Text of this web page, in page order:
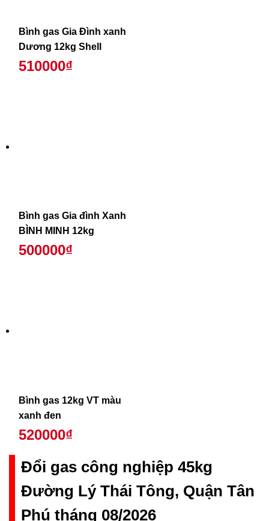
Bình gas Gia Đình xanh
Dương 12kg Shell
510000₫
Bình gas Gia đình Xanh
BÌNH MINH 12kg
500000₫
Bình gas 12kg VT màu
xanh đen
520000₫
Đổi gas công nghiệp 45kg
Đường Lý Thái Tông, Quận Tân
Phú tháng 08/2026